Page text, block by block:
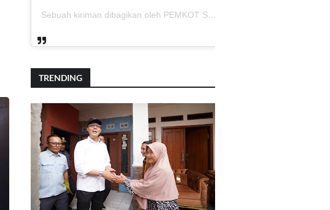
Sebuah kiriman dibagikan oleh PEMKOT SUKABUMI (@pemkotsukabumi_)
TRENDING